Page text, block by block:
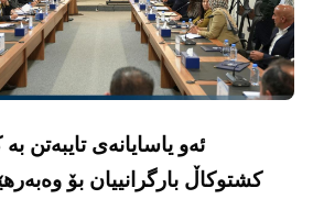
ئەو یاسایانەی تایبەتن
کشتوکاڵ بارگرانییان بۆ